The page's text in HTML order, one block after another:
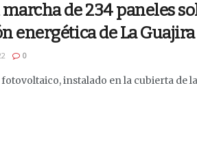
de 234 paneles
energética de La Guajira
0
instalado en la cubierta de